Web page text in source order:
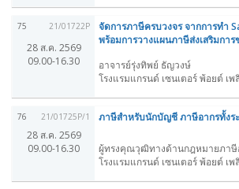
75 21/01722P
28 ส.ค. 2569
09.00-16.30
จัดการภาษีครบวงจร จากการทำ
พร้อมการวางแผนภาษีส่งเสริมการ
อาจารย์รุ่งทิพย์ ธัญวงษ์
โรงแรมแกรนด์ เซนเตอร์ พ้อยต์ เพ
76 21/01725P/1
28 ส.ค. 2569
09.00-16.30
ภาษีสำหรับนักบัญชี ภาษีอากรทั้งร
ผู้ทรงคุณวุฒิทางด้านกฎหมายภาษี
โรงแรมแกรนด์ เซนเตอร์ พ้อยต์ เพ